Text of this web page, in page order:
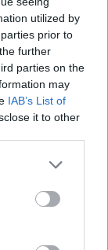
utilized by
prior to
further
parties on the
may
IAB’s List of
it to other
0 - 0%